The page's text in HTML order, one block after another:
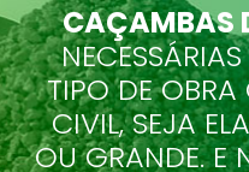
CAÇAMBAS
TIPO DE
CIVIL, SEJA
OU GRANDE. E